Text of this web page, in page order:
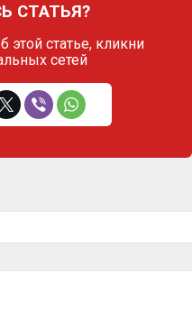
СТАТЬЯ?
этой статье, кликни
сетей